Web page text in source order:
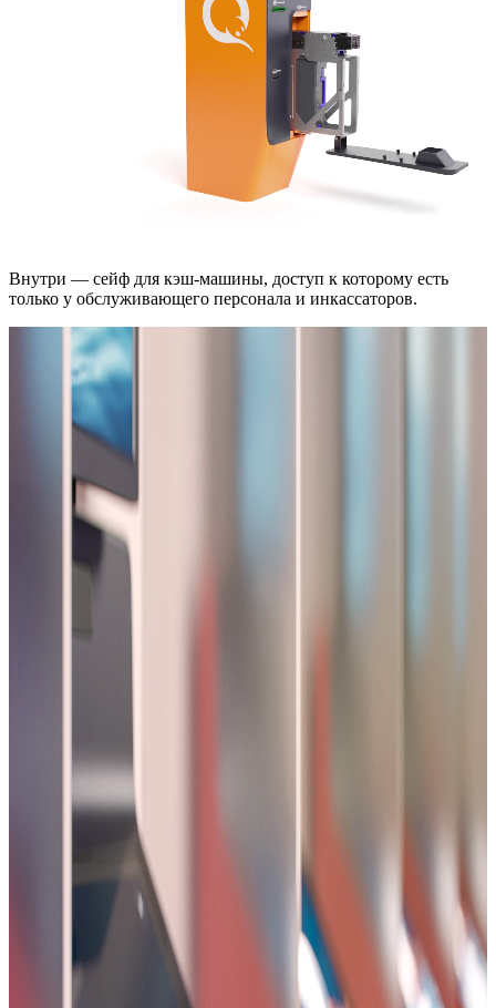
Внутри — сейф для кэш-машины, доступ к которому есть
только у обслуживающего персонала и инкассаторов.